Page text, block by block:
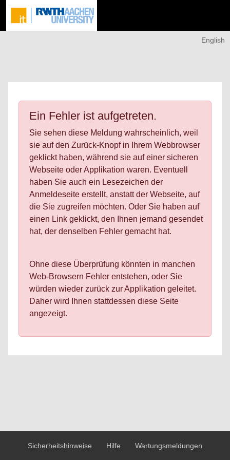
English
Ein Fehler ist aufgetreten.
Sie sehen diese Meldung wahrscheinlich, weil
sie auf den Zurück-Knopf in Ihrem Webbrowser
geklickt haben, während sie auf einer sicheren
Webseite oder Applikation waren. Eventuell
haben Sie auch ein Lesezeichen der
Anmeldeseite erstellt, anstatt der Webseite, auf
die Sie zugreifen möchten. Oder Sie haben auf
einen Link geklickt, den Ihnen jemand gesendet
hat, der denselben Fehler gemacht hat.
Ohne diese Überprüfung könnten in manchen
Web-Browsern Fehler entstehen, oder Sie
würden wieder zurück zur Applikation geleitet.
Daher wird Ihnen stattdessen diese Seite
angezeigt.
Sicherheitshinweise Hilfe Wartungsmeldungen